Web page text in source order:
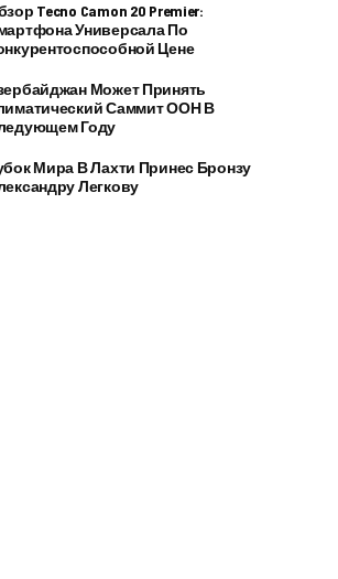
Tecno Camon 20 Premier:
Универсала По
Цене
Может Принять
Саммит ООН В
Году
Мира В Лахти Принес Бронзу
Легкову